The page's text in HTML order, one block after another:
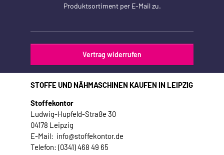
Produktsortiment per E-Mail zu.
Vertrag widerrufen
STOFFE UND NÄHMASCHINEN KAUFEN IN LEIPZIG
Stoffekontor
Ludwig-Hupfeld-Straße 30
04178 Leipzig
E-Mail: info@stoffekontor.de
Telefon: (0341) 468 49 65